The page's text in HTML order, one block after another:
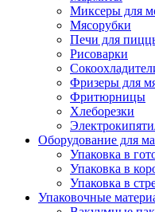
Миксеры для
Мясорубки
Печи для
Рисоварки
Фризеры для
Фритюрницы
Хлеборезки
Оборудование для
Упаковка в
Упаковка в
Упаковка в
Упаковочные